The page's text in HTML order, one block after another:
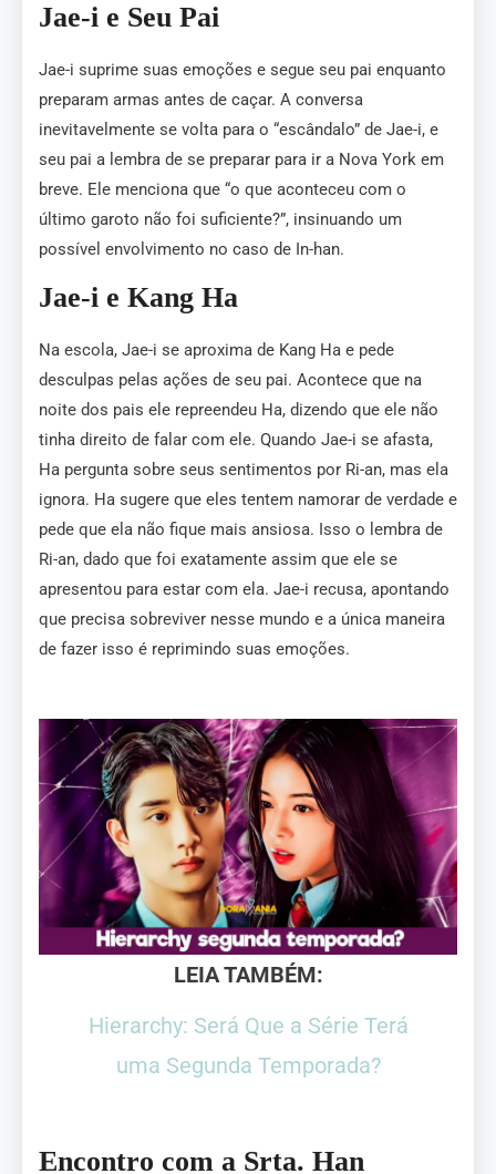
Jae-i e Seu Pai
Jae-i suprime suas emoções e segue seu pai enquanto
preparam armas antes de caçar. A conversa
inevitavelmente se volta para o “escândalo” de Jae-i, e
seu pai a lembra de se preparar para ir a Nova York em
breve. Ele menciona que “o que aconteceu com o
último garoto não foi suficiente?”, insinuando um
possível envolvimento no caso de In-han.
Jae-i e Kang Ha
Na escola, Jae-i se aproxima de Kang Ha e pede
desculpas pelas ações de seu pai. Acontece que na
noite dos pais ele repreendeu Ha, dizendo que ele não
tinha direito de falar com ele. Quando Jae-i se afasta,
Ha pergunta sobre seus sentimentos por Ri-an, mas ela
ignora. Ha sugere que eles tentem namorar de verdade e
pede que ela não fique mais ansiosa. Isso o lembra de
Ri-an, dado que foi exatamente assim que ele se
apresentou para estar com ela. Jae-i recusa, apontando
que precisa sobreviver nesse mundo e a única maneira
de fazer isso é reprimindo suas emoções.
LEIA TAMBÉM:
Hierarchy: Será Que a Série Terá
uma Segunda Temporada?
Encontro com a Srta. Han